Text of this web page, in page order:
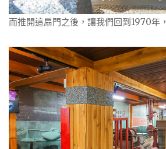
而推開這扇門之後，讓我們回到1970年，